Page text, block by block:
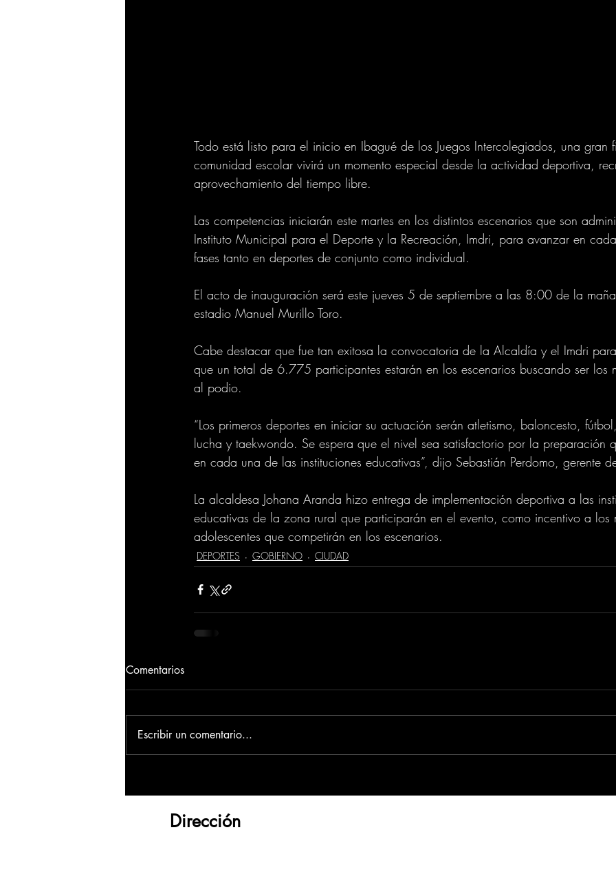
Todo está listo para el inicio en Ibagué de los Juegos Intercolegiados, una gran
comunidad escolar vivirá un momento especial desde la actividad deportiva,
aprovechamiento del tiempo libre.
Las competencias iniciarán este martes en los distintos escenarios que son
Instituto Municipal para el Deporte y la Recreación, Imdri, para avanzar en
fases tanto en deportes de conjunto como individual.
El acto de inauguración será este jueves 5 de septiembre a las 8:00 de la
estadio Manuel Murillo Toro.
Cabe destacar que fue tan exitosa la convocatoria de la Alcaldía y el Imdri
que un total de 6.775 participantes estarán en los escenarios buscando ser los
al podio.
“Los primeros deportes en iniciar su actuación serán atletismo, baloncesto,
lucha y taekwondo. Se espera que el nivel sea satisfactorio por la preparación
en cada una de las instituciones educativas”, dijo Sebastián Perdomo, gerente
La alcaldesa Johana Aranda hizo entrega de implementación deportiva a las
educativas de la zona rural que participarán en el evento, como incentivo a los
adolescentes que competirán en los escenarios.
DEPORTES GOBIERNO CIUDAD
Comentarios
Escribir un comentario...
Dirección